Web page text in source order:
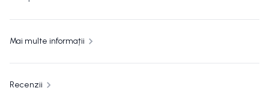
Mai multe informații
Recenzii